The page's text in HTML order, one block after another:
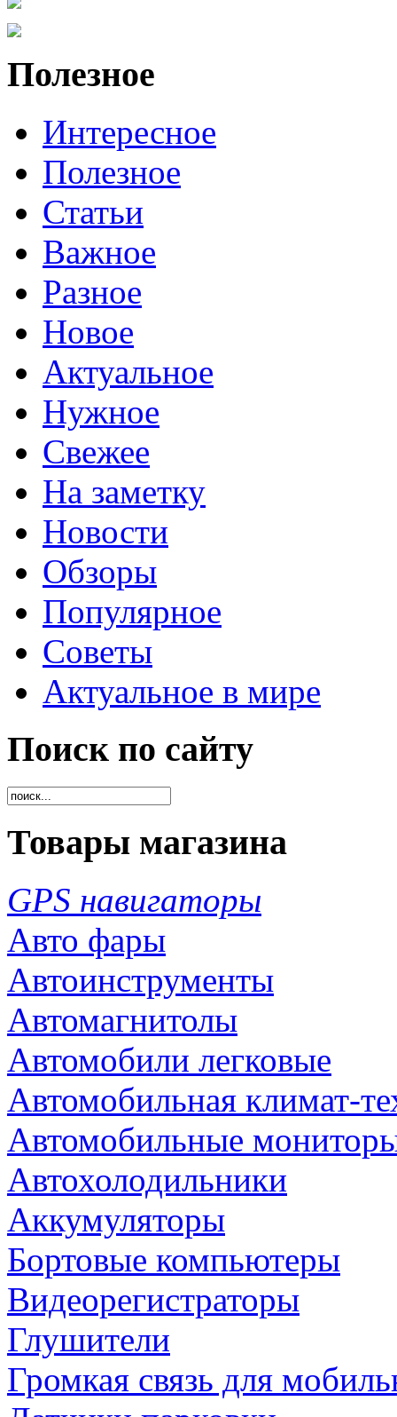
Полезное
Интересное
Полезное
Статьи
Важное
Разное
Новое
Актуальное
Нужное
Свежее
На заметку
Новости
Обзоры
Популярное
Советы
Актуальное в мире
Поиск по сайту
Товары магазина
GPS навигаторы
Авто фары
Автоинструменты
Автомагнитолы
Автомобили легковые
Автомобильная климат-
Автомобильные
Автохолодильники
Аккумуляторы
Бортовые компьютеры
Видеорегистраторы
Глушители
Громкая связь для